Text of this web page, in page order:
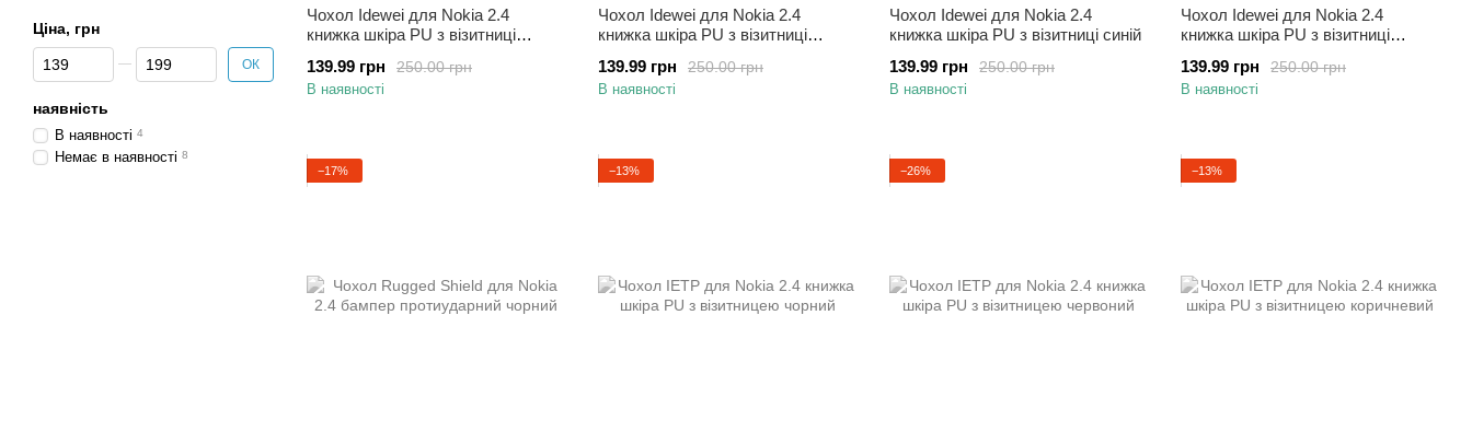
Чохол Idewei для Nokia 2.4
книжка шкіра PU з візитниці
250.00 грн
139.99 грн
В наявності
Чохол Idewei для Nokia 2.4
книжка шкіра PU з візитниці
250.00 грн
139.99 грн
В наявності
Чохол Idewei для Nokia 2.4
книжка шкіра PU з візитниці синій
250.00 грн
139.99 грн
В наявності
Чохол Idewei для Nokia 2.4
книжка шкіра PU з візитниці
250.00 грн
139.99 грн
В наявності
−17% −13% −26% −13%
Ціна, грн
Від Ціна, грн
До Ціна, грн ОК
наявність
В наявності 4
Немає в наявності 8